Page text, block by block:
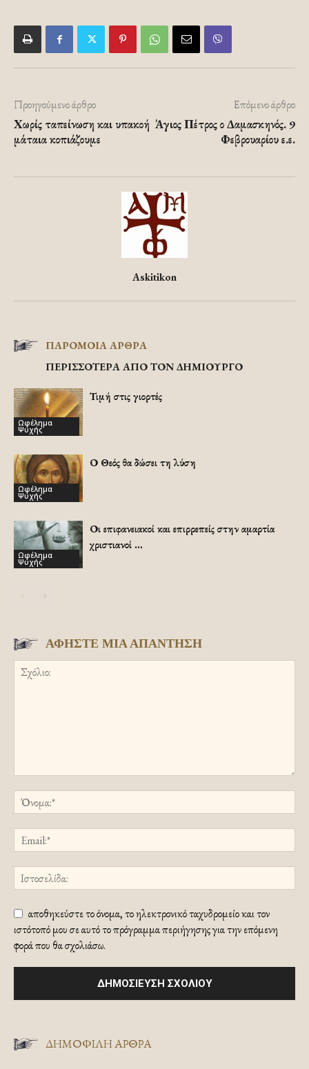
Προηγούμενο άρθρο
Χωρίς ταπείνωση και υπακοή
μάταια κοπιάζουμε
Επόμενο άρθρο
Άγιος Πέτρος ο Δαμασκηνός. 9
Φεβρουαρίου ε.ε.
Askitikon
ΠΑΡΟΜΟΙΑ ΑΡΘΡΑ
ΠΕΡΙΣΣΟΤΕΡΑ ΑΠΟ ΤΟΝ ΔΗΜΙΟΥΡΓΟ
Ωφέλημα
Ψυχής
Τιμή στις γιορτές
Ωφέλημα
Ψυχής
Ο Θεός θα δώσει τη λύση
Ωφέλημα
Ψυχής
Οι επιφανειακοί και επιρρεπείς στην αμαρτία
χριστιανοί …
ΑΦΗΣΤΕ ΜΙΑ ΑΠΑΝΤΗΣΗ
αποθηκεύστε το όνομα, το ηλεκτρονικό ταχυδρομείο και τον
ιστότοπό μου σε αυτό το πρόγραμμα περιήγησης για την επόμενη
φορά που θα σχολιάσω.
ΔΗΜΟΦΙΛΗ ΑΡΘΡΑ